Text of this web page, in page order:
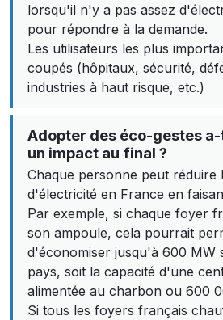
lorsqu'il n'y a pas assez
pour répondre à la demande.
Les utilisateurs les plus
coupés (hôpitaux, sécurité,
industries à haut risque, etc.)
Adopter des éco-gestes
un impact au final ?
Chaque personne peut réduire
d'électricité en France en
Par exemple, si chaque foyer
son ampoule, cela pourrait
d'économiser jusqu'à 600 MW
pays, soit la capacité d'une
alimentée au charbon ou 600
Si tous les foyers français